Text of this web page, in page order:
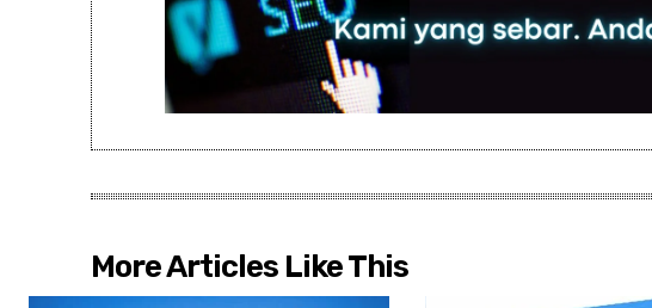
More Articles Like This